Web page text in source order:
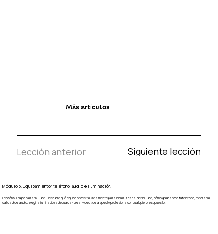
Lección anterior Siguiente lección
Más artículos
Módulo 5. Equipamiento: teléfono, audio e iluminación.
Lección 5: Equipo para YouTube. Descubre qué equipo necesitas realmente para iniciar un canal de YouTube, cómo grabar con tu teléfono, mejorar la
calidad del audio, elegir la iluminación adecuada y crear vídeos de aspecto profesional con cualquier presupuesto.